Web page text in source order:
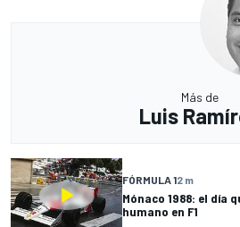
Más de
Luis
FÓRMULA 12 m
Mónaco 1988: el día
humano en F1